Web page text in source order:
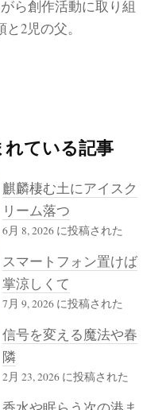
ら創作活動に取り組
2児の父。
ている記事
麒麟棲む土にアイスク
リーム落つ
6月 8, 2026 に投稿された
スマートフォン置けば
掌涼しくて
7月 9, 2026 に投稿された
信号を変える魔法や春
隣
2月 23, 2026 に投稿された